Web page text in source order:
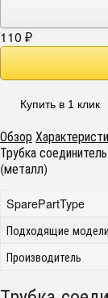
110 ₽
Купить в 1 клик
Обзор
Трубка
(металл)
SparePartType
Подходящие
Производитель